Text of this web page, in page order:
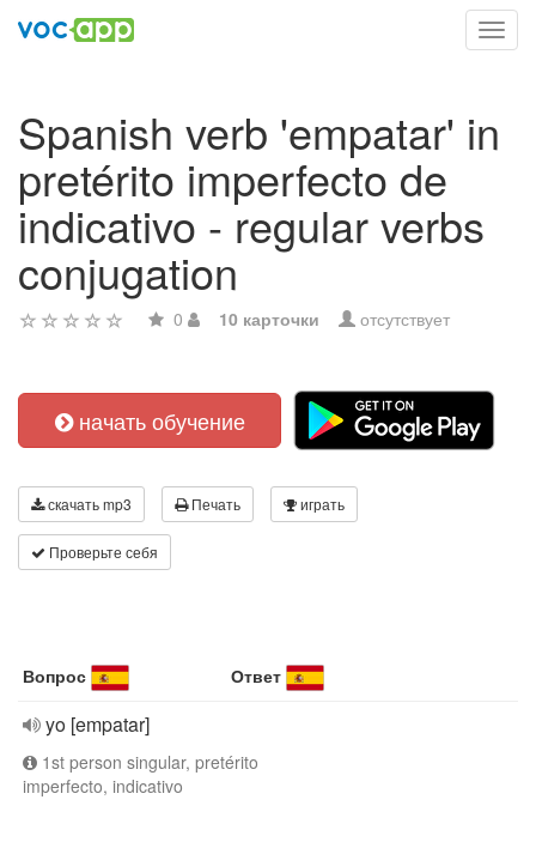
Spanish verb 'empatar' in
pretérito imperfecto de
indicativo - regular verbs
conjugation
0 10 карточки отсутствует
начать обучение
скачать mp3 Печать играть
Проверьте себя
Вопрос Ответ
yo [empatar]
1st person singular, pretérito
imperfecto, indicativo